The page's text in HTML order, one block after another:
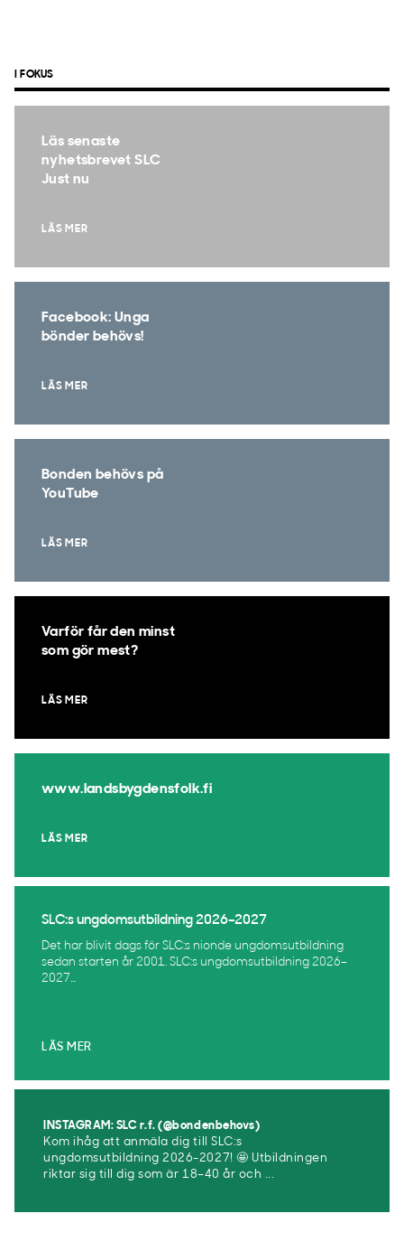
I FOKUS
Läs senaste
nyhetsbrevet SLC
Just nu
LÄS MER
Facebook: Unga
bönder behövs!
LÄS MER
Bonden behövs på
YouTube
LÄS MER
Varför får den minst
som gör mest?
LÄS MER
www.landsbygdensfolk.fi
LÄS MER
SLC:s ungdomsutbildning 2026–2027
Det har blivit dags för SLC:s nionde ungdomsutbildning
sedan starten år 2001. SLC:s ungdomsutbildning 2026–
2027...
LÄS MER
INSTAGRAM: SLC r.f. (@bondenbehovs)
Kom ihåg att anmäla dig till SLC:s
ungdomsutbildning 2026-2027! 🤩 Utbildningen
riktar sig till dig som är 18–40 år och ...